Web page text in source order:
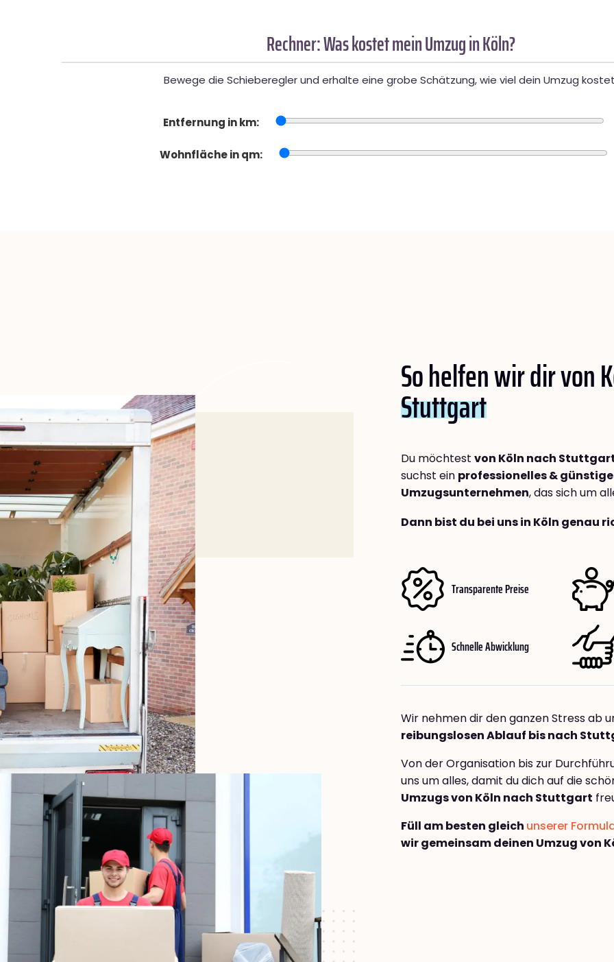
Rechner: Was kostet mein Umzug in Köln?
Bewege die Schieberegler und erhalte eine grobe Schätzung, wie viel dein Umzug
Entfernung in km:
Wohnfläche in qm:
So helfen wir dir von
Stuttgart
Du möchtest von Köln nach
suchst ein professionelles &
Umzugsunternehmen, das sich um
Dann bist du bei uns in Köln genau
Transparente Preise
Schnelle Abwicklung
Wir nehmen dir den ganzen Stress ab
reibungslosen Ablauf bis nach
Von der Organisation bis zur
uns um alles, damit du dich auf die
Umzugs von Köln nach Stuttgart
Füll am besten gleich unserer
wir gemeinsam deinen Umzug von